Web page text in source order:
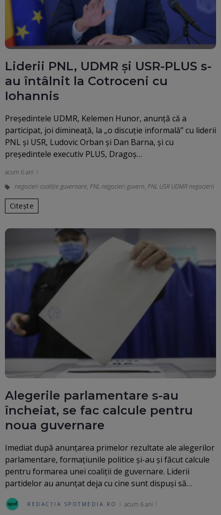
Liderii PNL, UDMR și USR-PLUS s-
au întâlnit la Cotroceni cu
Iohannis
Preşedintele UDMR, Kelemen Hunor, anunţă că a
participat, joi dimineaţă, la „o discuţie informală” cu liderii
PNL şi USR, Ludovic Orban şi Dan Barna, şi cu
preşedintele executiv PLUS, Dragoş…
acum 6 ani
negocieri coaliție guvernare, PNL negocieri guvern, PNL USR UDMR negocierii
Citește
Alegerile parlamentare s-au
încheiat, se fac calcule pentru
noua guvernare
Imediat după anunțarea primelor rezultate ale alegerilor
parlamentare, formațiunile politice și-au și făcut calcule
pentru formarea unei coaliţii de guvernare. Liderii
partidelor au anunțat deja cu cine sunt dispuși să…
REDACȚIA SPOTMEDIA.RO acum 6 ani